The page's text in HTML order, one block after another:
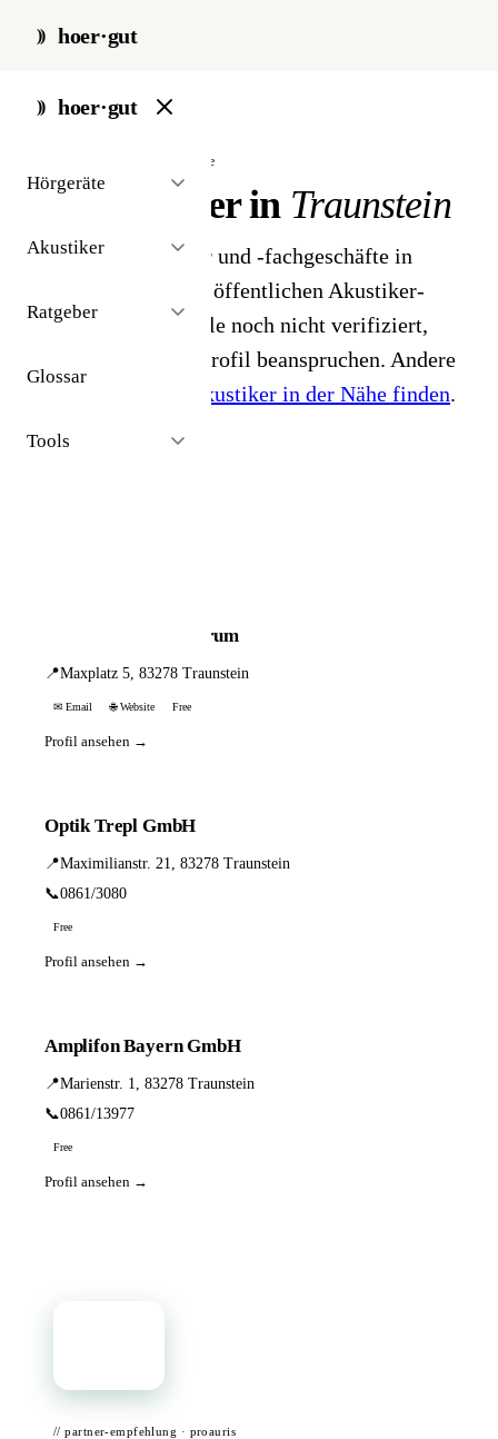
hoer·gut
hoer·gut
Hörgeräte
Akustiker
Ratgeber
Glossar
Tools
start / akustiker / traunstein
// stadt · traunstein · 3 ergebnisse
Hörakustiker in Traunstein
3 Hörgeräteakustiker und -fachgeschäfte in
Traunstein. Aus dem öffentlichen Akustiker-
Bestand 2026 - Profile noch nicht verifiziert,
Inhaber können ihr Profil beanspruchen. Andere
Hörakustiker in der Nähe finden.
Hör- u. Tinnituszentrum
📍Maxplatz 5, 83278 Traunstein
✉ Email 🌐 Website Free
Profil ansehen →
Optik Trepl GmbH
📍Maximilianstr. 21, 83278 Traunstein
📞0861/3080
Free
Profil ansehen →
Amplifon Bayern GmbH
📍Marienstr. 1, 83278 Traunstein
📞0861/13977
Free
Profil ansehen →
// partner-empfehlung · proauris